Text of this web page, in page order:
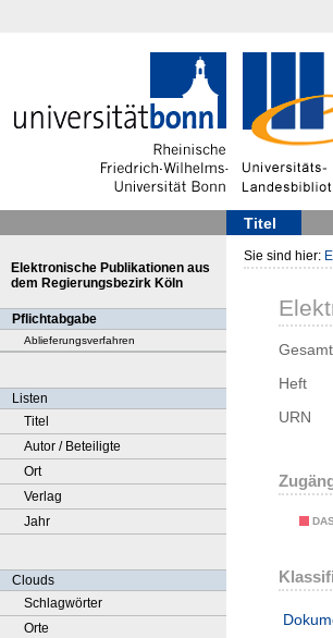
Titel
Elektronische Publikationen aus
dem Regierungsbezirk Köln
Pflichtabgabe
Ablieferungsverfahren
Listen
Titel
Autor / Beteiligte
Ort
Verlag
Jahr
Clouds
Schlagwörter
Orte
Sie sind hier:
Heft
URN